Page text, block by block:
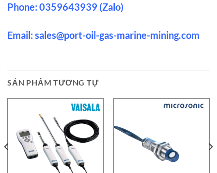
Phone: 0359643939 (Zalo)
Email: sales@port-oil-gas-marine-mining.com
SẢN PHẨM TƯƠNG TỰ